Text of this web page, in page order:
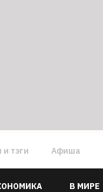
тэги Афиша
В МИРЕ